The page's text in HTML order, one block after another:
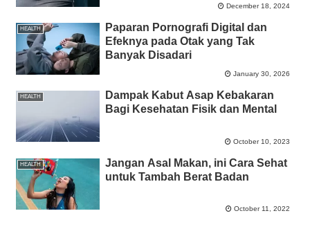
December 18, 2024
HEALTH
Paparan Pornografi Digital dan
Efeknya pada Otak yang Tak
Banyak Disadari
January 30, 2026
HEALTH
Dampak Kabut Asap Kebakaran
Bagi Kesehatan Fisik dan Mental
October 10, 2023
HEALTH
Jangan Asal Makan, ini Cara Sehat
untuk Tambah Berat Badan
October 11, 2022